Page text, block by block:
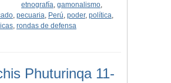
etnografía,gamonalismo,
, pecuaria, Perú, poder, política,
, rondas de defensa
Phuturinqa 11-